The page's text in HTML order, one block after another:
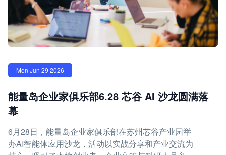
Mon Jun 29 2026
能量岛企业家俱乐部6.28 芯谷 AI 沙龙圆满落
幕
6月28日，能量岛企业家俱乐部在苏州芯谷产业园举
办AI智能体应用沙龙，活动以实战分享和产业交流为